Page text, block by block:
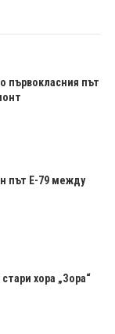
първокласния път
път Е-79 между
хора „Зора“